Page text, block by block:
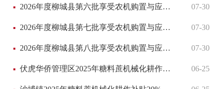
网上办事
2026年度柳城县第六批享受农机购置与应用补贴的购机者信息表 07-30
2026年度柳城县第七批享受农机购置与应用补贴的购机者信息表 07-30
2026年度柳城县第八批享受农机购置与应用补贴的购机者信息表 07-30
伏虎华侨管理区2025年糖料蔗机械化耕作补贴20%资金发放明细表(甘蔗生产全程机械化作业补贴-第三批) 06-25